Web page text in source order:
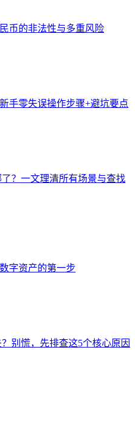
币的非法性与多重风险
手零失误操作步骤+避坑要点
？一文理清所有场景与查找
字资产的第一步
别慌，先排查这5个核心原因